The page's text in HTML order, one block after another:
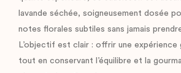
lavande séchée, soigneusement dosée
notes florales subtiles sans jamais
L’objectif est clair : offrir une expérience
tout en conservant l’équilibre et la